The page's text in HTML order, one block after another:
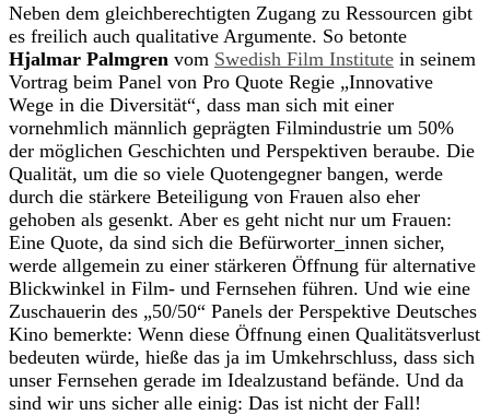
Neben dem gleichberechtigten Zugang zu Ressourcen gibt
es freilich auch qualitative Argumente. So betonte
Hjalmar Palmgren vom Swedish Film Institute in seinem
Vortrag beim Panel von Pro Quote Regie „Innovative
Wege in die Diversität“, dass man sich mit einer
vornehmlich männlich geprägten Filmindustrie um 50%
der möglichen Geschichten und Perspektiven beraube. Die
Qualität, um die so viele Quotengegner bangen, werde
durch die stärkere Beteiligung von Frauen also eher
gehoben als gesenkt. Aber es geht nicht nur um Frauen:
Eine Quote, da sind sich die Befürworter_innen sicher,
werde allgemein zu einer stärkeren Öffnung für alternative
Blickwinkel in Film- und Fernsehen führen. Und wie eine
Zuschauerin des „50/50“ Panels der Perspektive Deutsches
Kino bemerkte: Wenn diese Öffnung einen Qualitätsverlust
bedeuten würde, hieße das ja im Umkehrschluss, dass sich
unser Fernsehen gerade im Idealzustand befände. Und da
sind wir uns sicher alle einig: Das ist nicht der Fall!